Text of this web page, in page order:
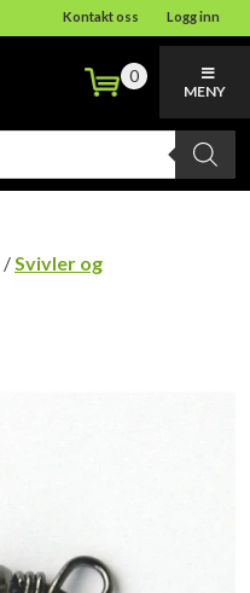
Kontakt oss Logg inn
0
MENY
/Svivler og